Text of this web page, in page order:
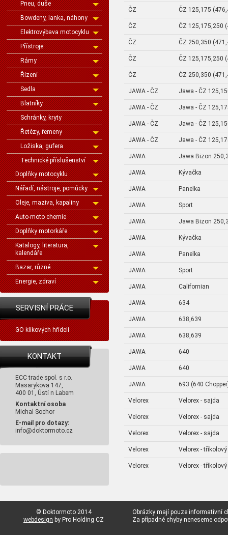
Pneu, duše
Bowdeny, lanka, náhony
Elektrovýbava motocyklu
Přístroje
Rámy
Řízení
Sedla
Blatníky
Schránky, kryty
Řetězy, řemeny
Ložiska, gufera
Technické příslušenství
Doplňky motocyklu
Nářadí, nástroje, pomůcky
Oleje, maziva, kapaliny
Auto-moto chemie
Doplňky motorkáře
Katalogy, literatura,
kalendáře
Bazar, různé
Energie, zdraví
SERVISNÍ PRÁCE
GO klikových hřídelí
KONTAKT
ECC trade spol. s r.o.
Masarykova 147,
400 01, Ústí n Labem
Kontaktní osoba
Michal Sochor
E-mail pro dotazy:
info@doktormoto.cz
ČZ ČZ 125,175
ČZ ČZ 125,175,250
ČZ ČZ 250,350
ČZ ČZ 125,175,250
ČZ ČZ 250,350
JAWA - ČZ Jawa - ČZ
JAWA - ČZ Jawa - ČZ
JAWA - ČZ Jawa - ČZ
JAWA - ČZ Jawa - ČZ
JAWA Jawa Bizon
JAWA Kývačka
JAWA Panelka
JAWA Sport
JAWA Jawa Bizon
JAWA Kývačka
JAWA Panelka
JAWA Sport
JAWA Californian
JAWA 634
JAWA 638,639
JAWA 638,639
JAWA 640
JAWA 640
JAWA 693 (640
Velorex Velorex - sajda
Velorex Velorex - sajda
Velorex Velorex - sajda
Velorex Velorex - tříkolový
Velorex Velorex - tříkolový
© Doktormoto 2014
webdesign by Pro Holding CZ
Obrázky mají pouze informativní
Za případné chyby neneseme